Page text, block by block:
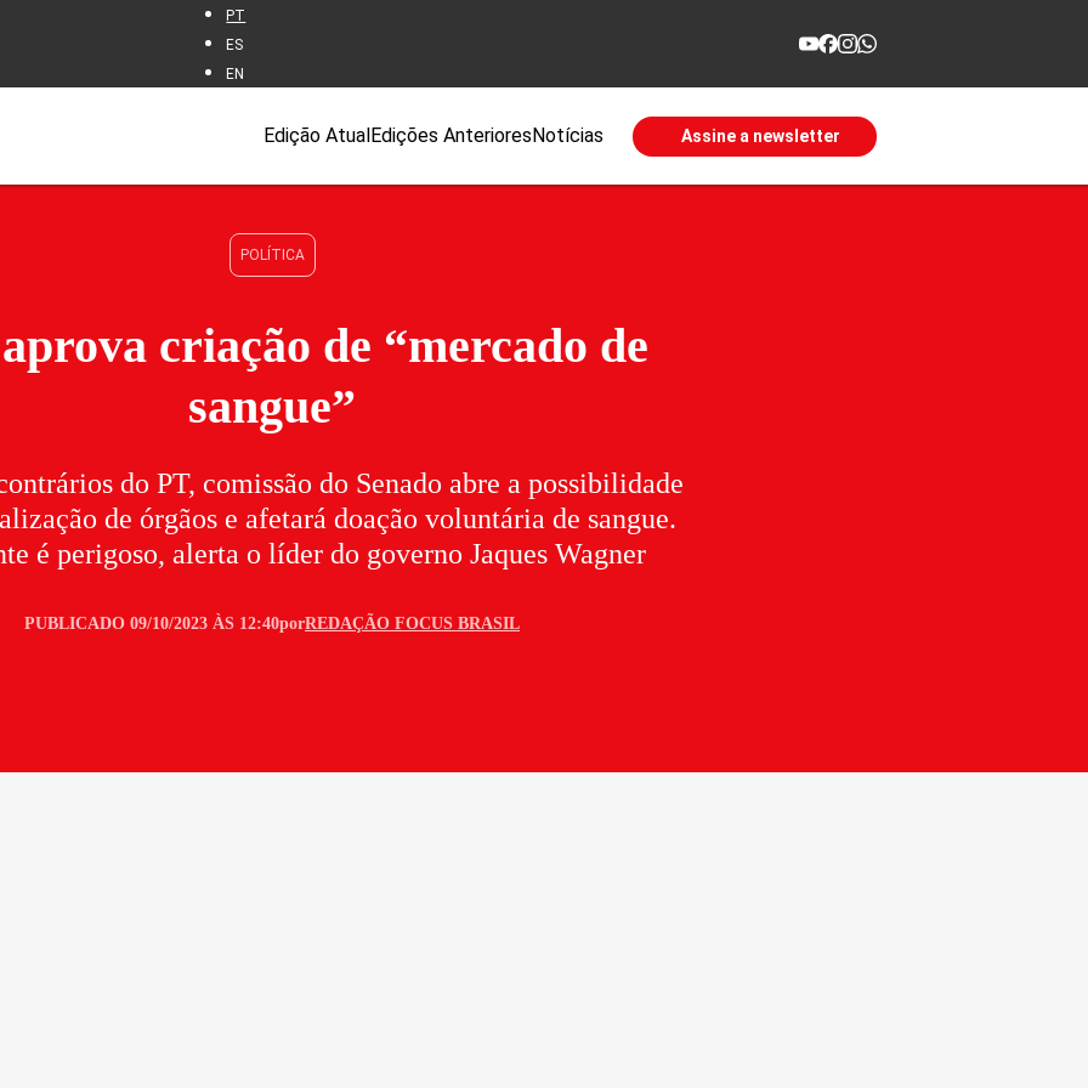
PT
ES
EN
Edição AtualEdições AnterioresNotícias Assine a newsletter
POLÍTICA
criação de “mercado de
sangue”
do PT, comissão do Senado abre a possibilidade
de órgãos e afetará doação voluntária de sangue.
é perigoso, alerta o líder do governo Jaques Wagner
PUBLICADO 09/10/2023 ÀS 12:40porREDAÇÃO FOCUS BRASIL